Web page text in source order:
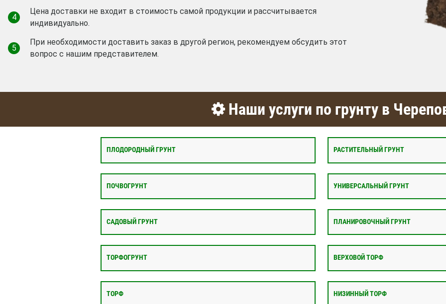
4
Цена доставки не входит в стоимость самой продукции и рассчитывается
индивидуально.
5
При необходимости доставить заказ в другой регион, рекомендуем обсудить этот
вопрос с нашим представителем.
Наши услуги по грунту в
ПЛОДОРОДНЫЙ ГРУНТ РАСТИТЕЛЬНЫЙ ГРУНТ
ПОЧВОГРУНТ УНИВЕРСАЛЬНЫЙ ГРУНТ
САДОВЫЙ ГРУНТ ПЛАНИРОВОЧНЫЙ ГРУНТ
ТОРФОГРУНТ ВЕРХОВОЙ ТОРФ
ТОРФ НИЗИННЫЙ ТОРФ